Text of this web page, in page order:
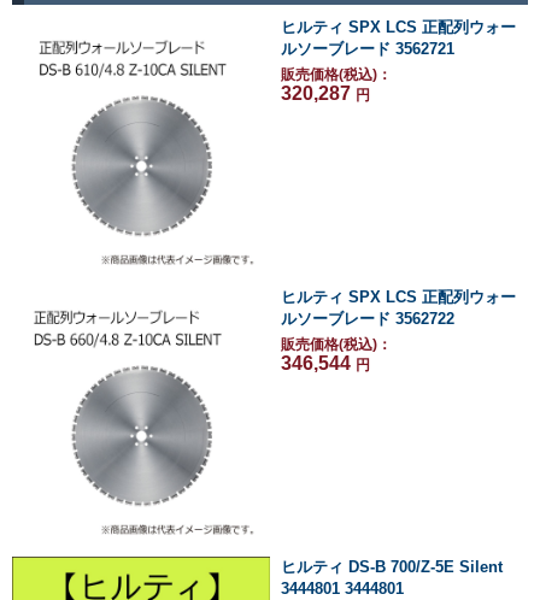
ヒルティ SPX LCS 正配列ウォー
ルソーブレード 3562721
販売価格(税込)：
320,287 円
ヒルティ SPX LCS 正配列ウォー
ルソーブレード 3562722
販売価格(税込)：
346,544 円
ヒルティ DS-B 700/Z-5E Silent
3444801 3444801